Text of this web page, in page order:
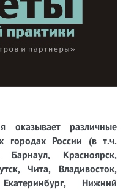
оказывает различные
городах России (в т.ч.
Красноярск,
Чита, Владивосток,
Нижний